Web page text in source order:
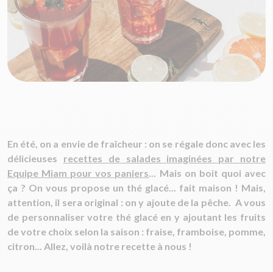
En été, on a envie de fraîcheur : on se régale donc avec les
délicieuses recettes de salades imaginées par notre
Equipe Miam pour vos paniers ... Mais on boit quoi avec
ça ? On vous propose un thé glacé... fait maison ! Mais,
attention, il sera original : on y ajoute de la pêche. A vous
de personnaliser votre thé glacé en y ajoutant les fruits
de votre choix selon la saison : fraise, framboise, pomme,
citron... Allez, voilà notre recette à nous !